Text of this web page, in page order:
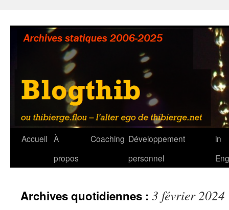
contenu
Accueil À
propos
Coaching Développement
personnel
in
Archives quotidiennes : 3 février 2024